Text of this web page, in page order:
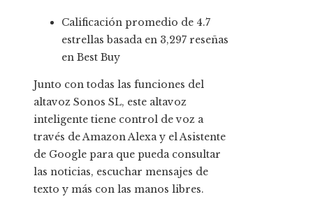
Calificación promedio de 4.7
estrellas basada en 3,297 reseñas
en Best Buy
Junto con todas las funciones del
altavoz Sonos SL, este altavoz
inteligente tiene control de voz a
través de Amazon Alexa y el Asistente
de Google para que pueda consultar
las noticias, escuchar mensajes de
texto y más con las manos libres.